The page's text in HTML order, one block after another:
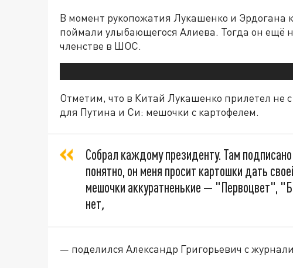
В момент рукопожатия Лукашенко и Эрдогана
поймали улыбающегося Алиева. Тогда он ещё
членстве в ШОС.
Отметим, что в Китай Лукашенко прилетел не
для Путина и Си: мешочки с картофелем.
Собрал каждому президенту. Там
понятно, он меня просит картошки дать
мешочки аккуратненькие — "Первоцвет",
нет,
— поделился Александр Григорьевич с